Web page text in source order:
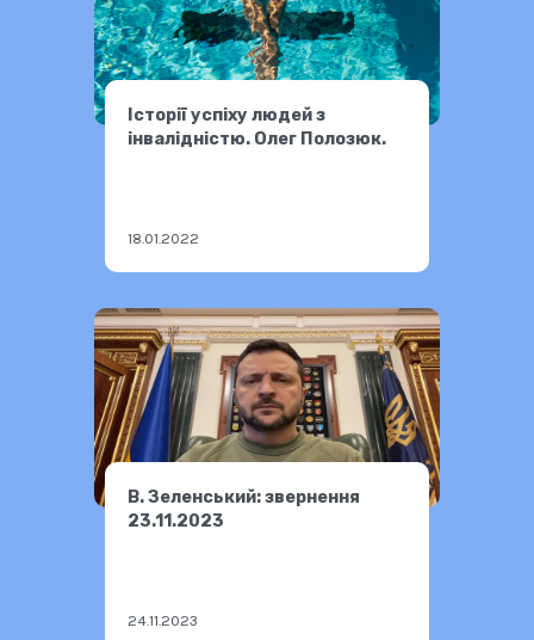
Історії успіху людей з
інвалідністю. Олег Полозюк.
18.01.2022
В. Зеленський: звернення
23.11.2023
24.11.2023